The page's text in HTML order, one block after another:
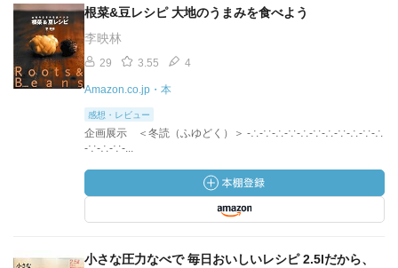
根菜&豆レシピ 大地のうまみを食べよう
李映林
29 3.55 4
Amazon.co.jp・本
感想・レビュー
企画展示 ＜冬読（ふゆどく）＞ -∴-∵-∴-∵-∴-∵-∴-∵-∴-∵-∴
-∵-∴-∵-...
小さな圧力なべで 毎日おいしいレシピ 2.5lだから、